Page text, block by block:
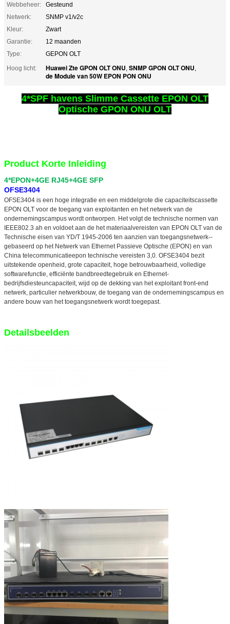
Webbeheer:
Gesteund
Netwerk:
SNMP v1/v2c
Kleur:
Zwart
Garantie:
12 maanden
Type:
GEPON OLT
Hoog licht:
Huawei Zte GPON OLT ONU, SNMP GPON OLT ONU,
de Module van 50W EPON PON ONU
4*SPF havens Slimme Cassette EPON OLT
Optische GPON ONU OLT
Product Korte Inleiding
4*EPON+4GE RJ45+4GE SFP
OFSE3404
OFSE3404 is een hoge integratie en een middelgrote die capaciteitscassette
EPON OLT voor de toegang van exploitanten en het netwerk van de
ondernemingscampus wordt ontworpen. Het volgt de technische normen van
IEEE802.3 ah en voldoet aan de het materiaalvereisten van EPON OLT van de
Technische eisen van YD/T 1945-2006 ten aanzien van toegangsnetwerk--
gebaseerd op het Netwerk van Ethernet Passieve Optische (EPON) en van
China telecommunicatieepon technische vereisten 3,0. OFSE3404 bezit
uitstekende openheid, grote capaciteit, hoge betrouwbaarheid, volledige
softwarefunctie, efficiënte bandbreedtegebruik en Ethernet-
bedrijfsdiesteuncapaciteit, wijd op de dekking van het exploitant front-end
netwerk, particulier netwerkbouw, de toegang van de ondernemingscampus en
andere bouw van het toegangsnetwerk wordt toegepast.
Detailsbeelden